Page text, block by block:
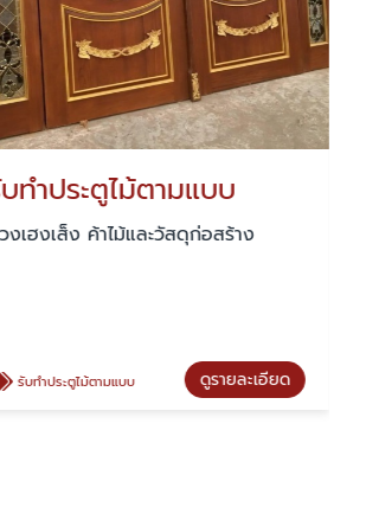
ทำประตูไม้ตามแบบ
งเฮงเส็ง ค้าไม้และวัสดุก่อสร้าง
รับทำประตูไม้ตามแบบ ดูรายละเอียด